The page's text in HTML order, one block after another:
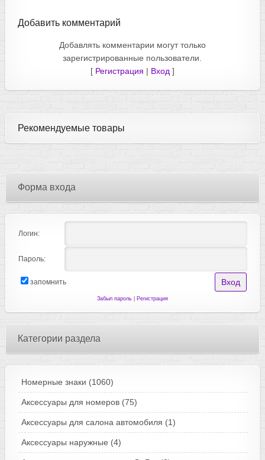
Добавить комментарий
Добавлять комментарии могут только
зарегистрированные пользователи.
[ Регистрация | Вход ]
Рекомендуемые товары
Форма входа
Логин:
Пароль:
запомнить
Забыл пароль| Регистрация
Категории раздела
Номерные знаки (1060)
Аксессуары для номеров (75)
Аксессуары для салона автомобиля (1)
Аксессуары наружные (4)